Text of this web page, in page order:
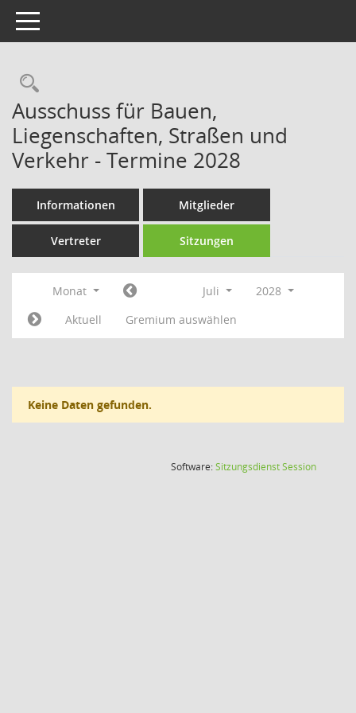
Toggle navigation
Rechercheauswahl
Ausschuss für Bauen,
Liegenschaften, Straßen und
Verkehr - Termine 2028
Informationen Mitglieder
Vertreter Sitzungen
Monat Juli
2028
Aktuell
Gremium auswählen
Keine Daten gefunden.
Software:SitzungsdienstSession(Wird in